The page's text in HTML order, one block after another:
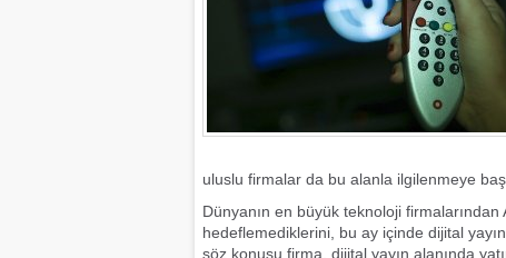
uluslu firmalar da bu alanla ilgilenmeye
Dünyanın en büyük teknoloji
hedeflemediklerini, bu ay içinde dijital
söz konusu firma, dijital yayın alanında